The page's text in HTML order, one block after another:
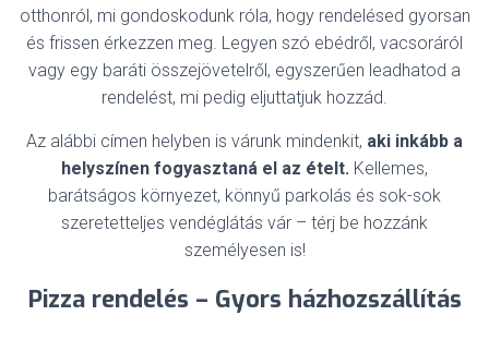
otthonról, mi gondoskodunk róla, hogy rendelésed gyorsan
és frissen érkezzen meg. Legyen szó ebédről, vacsoráról
vagy egy baráti összejövetelről, egyszerűen leadhatod a
rendelést, mi pedig eljuttatjuk hozzád.
Az alábbi címen helyben is várunk mindenkit, aki inkább a
helyszínen fogyasztaná el az ételt. Kellemes,
barátságos környezet, könnyű parkolás és sok-sok
szeretetteljes vendéglátás vár – térj be hozzánk
személyesen is!
Pizza rendelés – Gyors házhozszállítás